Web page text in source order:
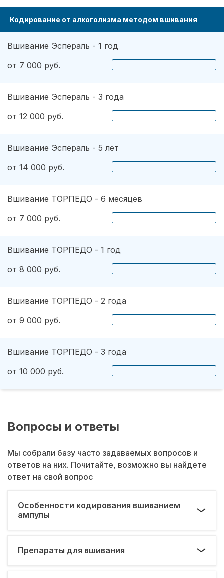
Кодирование от алкоголизма методом вшивания
Вшивание Эспераль - 1 год
от 7 000 руб.
Вшивание Эспераль - 3 года
от 12 000 руб.
Вшивание Эспераль - 5 лет
от 14 000 руб.
Вшивание ТОРПЕДО - 6 месяцев
от 7 000 руб.
Вшивание ТОРПЕДО - 1 год
от 8 000 руб.
Вшивание ТОРПЕДО - 2 года
от 9 000 руб.
Вшивание ТОРПЕДО - 3 года
от 10 000 руб.
Вопросы и ответы
Мы собрали базу часто задаваемых вопросов и
ответов на них. Почитайте, возможно вы найдете
ответ на свой вопрос
Особенности кодирования вшиванием
ампулы
Препараты для вшивания